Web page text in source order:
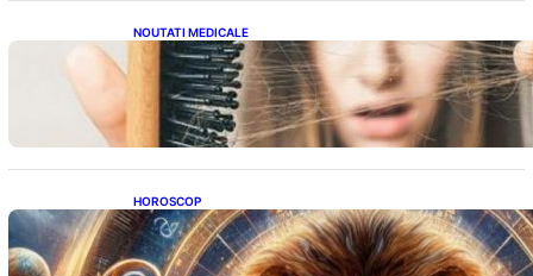
NOUTATI MEDICALE
Semnele unei deficiențe de proteine:
Impactul asupra sănătății tale
HOROSCOP
Portalul Leului 8/8: Oportunități de
Abundență pentru Cinci Zodii în 2026